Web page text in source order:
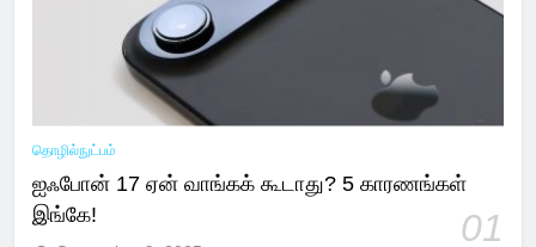
தொழில்நுட்பம்
ஐஃபோன் 17 ஏன் வாங்கக் கூடாது? 5 காரணங்கள்
இங்கே!
01